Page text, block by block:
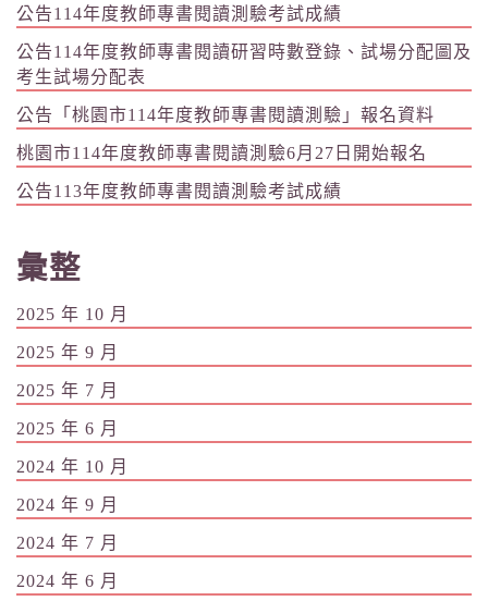
公告114年度教師專書閱讀測驗考試成績
公告114年度教師專書閱讀研習時數登錄、試場分配圖及
考生試場分配表
公告「桃園市114年度教師專書閱讀測驗」報名資料
桃園市114年度教師專書閱讀測驗6月27日開始報名
公告113年度教師專書閱讀測驗考試成績
彙整
2025 年 10 月
2025 年 9 月
2025 年 7 月
2025 年 6 月
2024 年 10 月
2024 年 9 月
2024 年 7 月
2024 年 6 月